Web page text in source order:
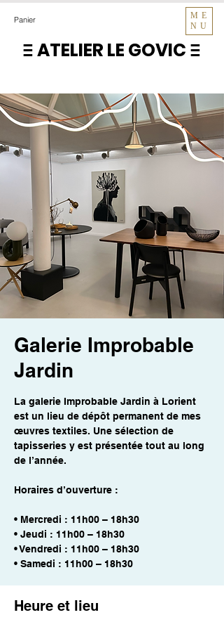
ME
NU
E ATELIER LE GOVIC E
Panier
Galerie Improbable
Jardin
La galerie Improbable Jardin à Lorient
est un lieu de dépôt permanent de mes
œuvres textiles. Une sélection de
tapisseries y est présentée tout au long
de l’année.
Horaires d’ouverture :
• Mercredi : 11h00 – 18h30
• Jeudi : 11h00 – 18h30
• Vendredi : 11h00 – 18h30
• Samedi : 11h00 – 18h30
Heure et lieu